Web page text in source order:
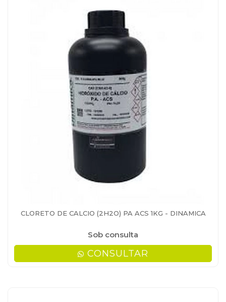
CLORETO DE CALCIO (2H2O) PA ACS 1KG - DINAMICA
Sob consulta
CONSULTAR